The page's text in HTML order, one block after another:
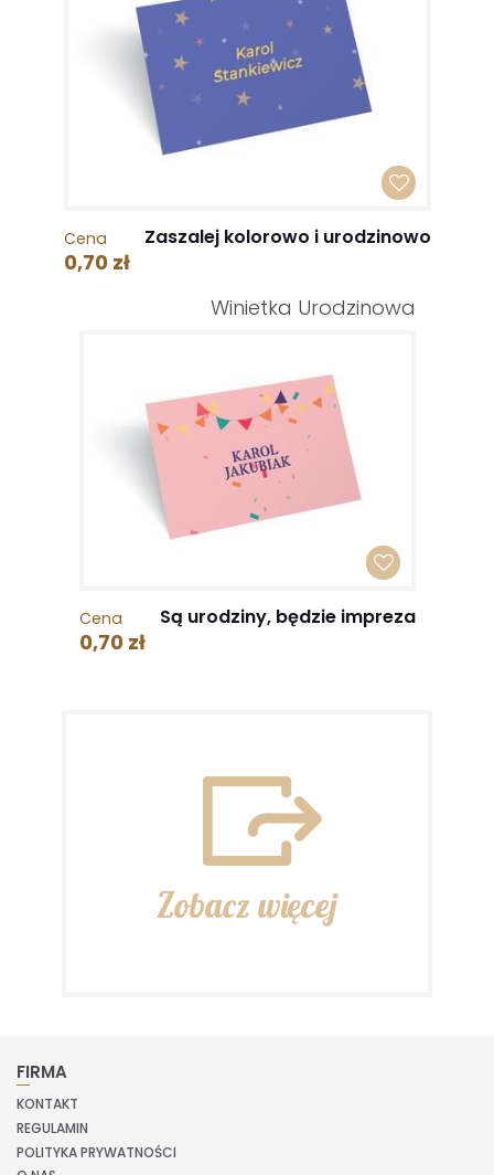
Cena
0,70 zł
Zaszalej kolorowo i urodzinowo
Winietka Urodzinowa
Cena
0,70 zł
Są urodziny, będzie impreza
Zobacz więcej
FIRMA
KONTAKT
REGULAMIN
POLITYKA PRYWATNOŚCI